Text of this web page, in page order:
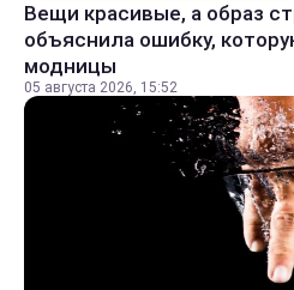
Вещи красивые, а образ
объяснила ошибку,
модницы
05 августа 2026, 15:52